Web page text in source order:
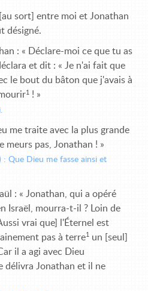
sort] entre moi et Jonathan
désigné.
: « Déclare-moi ce que tu as
et dit : « Je n'ai fait que
le bout du bâton que j'avais à
1 ! »
me traite avec la plus grande
meurs pas, Jonathan ! »
: Que Dieu me fasse ainsi et
: « Jonathan, qui a opéré
Israël, mourra-t-il ? Loin de
vrai que] l'Éternel est
pas à terre1
un [seul]
il a agi avec Dieu
délivra Jonathan et il ne